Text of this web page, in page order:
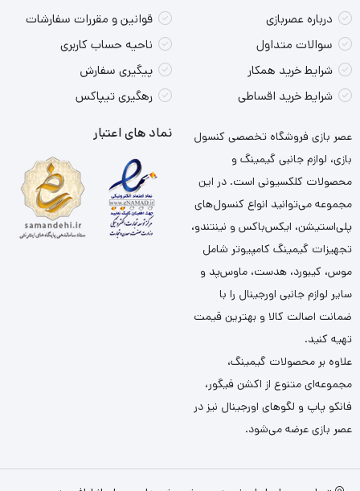
درباره عصربازی
سوالات متداول
شرایط خرید همکار
شرایط خرید اقساطی
قوانین و مقررات سفارشات
ناحیه حساب کاربری
پیگیری سفارش
رهگیری تیپاکس
عصر بازی فروشگاه تخصصی کنسول
بازی، لوازم جانبی گیمینگ و
محصولات کلکسیونی است. در این
مجموعه می‌توانید انواع کنسول‌های
پلی‌استیشن، ایکس‌باکس و نینتندو،
تجهیزات گیمینگ کامپیوتر شامل
موس، کیبورد، هدست، ماوس‌پد و
سایر لوازم جانبی اورجینال را با
ضمانت اصالت کالا و بهترین قیمت
تهیه کنید.
علاوه بر محصولات گیمینگ،
مجموعه‌ای متنوع از اکشن فیگور،
فانکو پاپ و لگوهای اورجینال نیز در
عصر بازی عرضه می‌شود.
نماد های اعتبار